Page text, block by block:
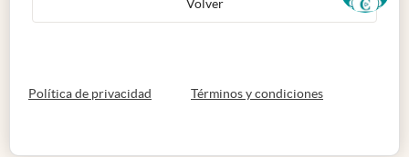
Volver
Política de privacidad abre en nueva pestaña
Términos y condicionesabre en nueva